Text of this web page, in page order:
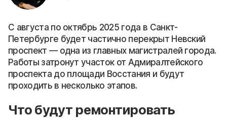
С августа по октябрь 2025 года в Санкт-
Петербурге будет частично перекрыт Невский
проспект — одна из главных магистралей города.
Работы затронут участок от Адмиралтейского
проспекта до площади Восстания и будут
проходить в несколько этапов.
Что будут ремонтировать